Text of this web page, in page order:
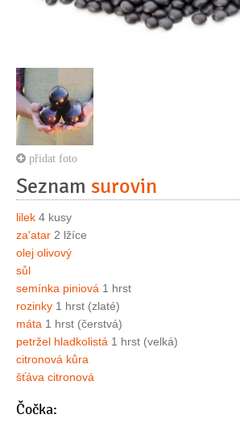
přidat foto
Seznam surovin
lilek 4 kusy
za'atar 2 lžíce
olej olivový
sůl
semínka piniová 1 hrst
rozinky 1 hrst (zlaté)
máta 1 hrst (čerstvá)
petržel hladkolistá 1 hrst (velká)
citronová kůra
šťáva citronová
Čočka: